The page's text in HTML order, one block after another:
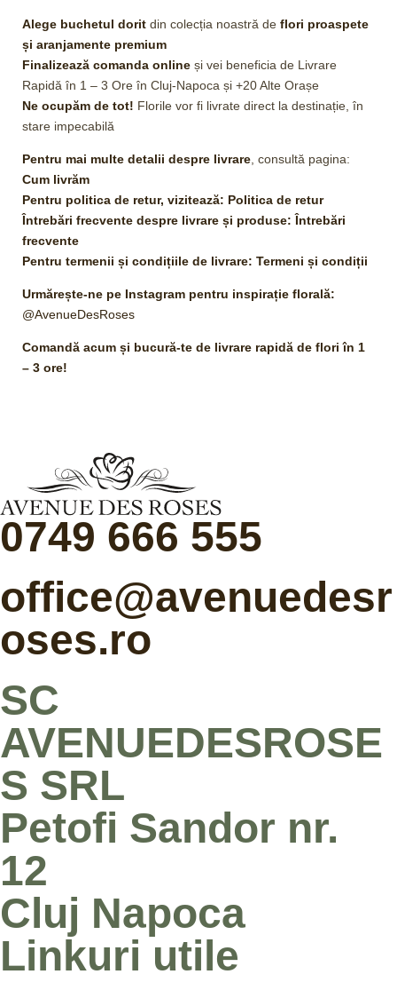
Alege buchetul dorit din colecția noastră de flori proaspete
și aranjamente premium
Finalizează comanda online și vei beneficia de Livrare
Rapidă în 1 – 3 Ore în Cluj-Napoca și +20 Alte Orașe
Ne ocupăm de tot! Florile vor fi livrate direct la destinație, în
stare impecabilă
Pentru mai multe detalii despre livrare, consultă pagina:
Cum livrăm
Pentru politica de retur, vizitează: Politica de retur
Întrebări frecvente despre livrare și produse: Întrebări
frecvente
Pentru termenii și condițiile de livrare: Termeni și condiții
Urmărește-ne pe Instagram pentru inspirație florală:
@AvenueDesRoses
Comandă acum și bucură-te de livrare rapidă de flori în 1
– 3 ore!
0749 666 555
office@avenuedesr
oses.ro
SC
AVENUEDESROSE
S SRL
Petofi Sandor nr.
12
Cluj Napoca
Linkuri utile